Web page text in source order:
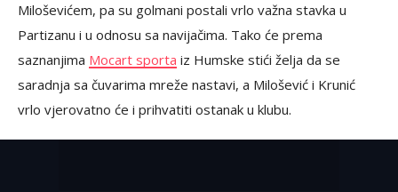
Miloševićem, pa su golmani postali vrlo važna stavka u
Partizanu i u odnosu sa navijačima. Tako će prema
saznanjima Mocart sporta iz Humske stići želja da se
saradnja sa čuvarima mreže nastavi, a Milošević i Krunić
vrlo vjerovatno će i prihvatiti ostanak u klubu.